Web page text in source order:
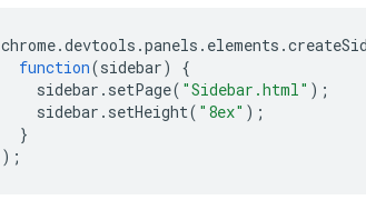
chrome.devtools .panels . elements .
function(sidebar)
{
sidebar . setPage( "Sidebar.html" );
sidebar . setHeight( "8ex" );
}
);